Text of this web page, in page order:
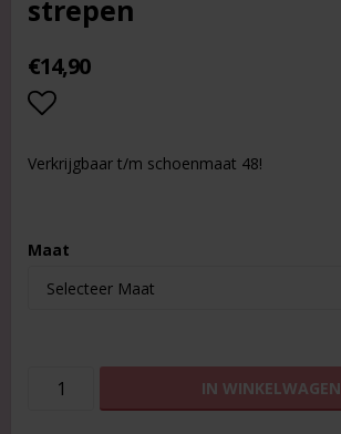
strepen
€14,90
Verkrijgbaar t/m schoenmaat 48!
Maat
IN WINKELWAGEN